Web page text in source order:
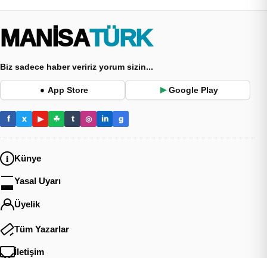
MANİSA TÜRK
Biz sadece haber veririz yorum sizin...
● App Store ▶ Google Play
f x ▶ ☘ t ◎ in g
Künye
Yasal Uyarı
Üyelik
Tüm Yazarlar
İletişim